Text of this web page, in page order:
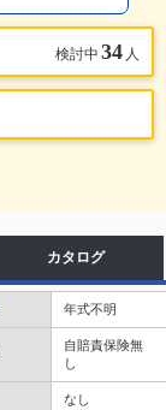
検討中 34 人
カタログ
年式不明
自賠責保険無
し
なし